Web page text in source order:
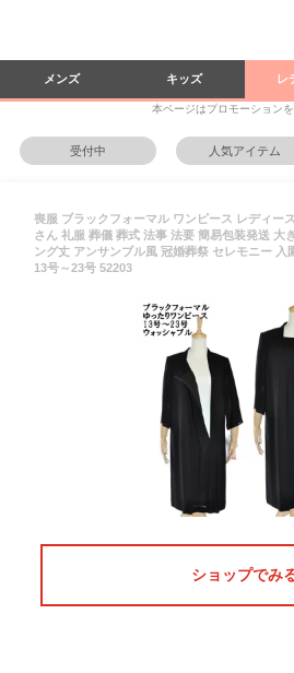
メンズ キッズ レ
本ページはプロモーション
受付中 人気アイテム
喪服 ブラックフォーマル ワンピース レディー
さん 礼服 葬儀 葬式 法事 法要 簡易包装発送 大
ング丈 アンサンブル風 冠婚葬祭 セレモニー 入
13号～23号 52203
ショップでみ